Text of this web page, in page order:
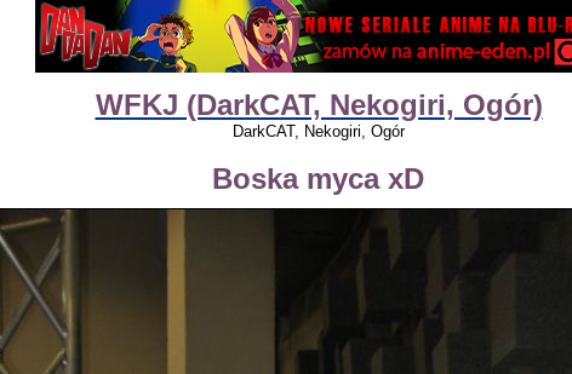
WFKJ (DarkCAT, Nekogiri, Ogór)
DarkCAT, Nekogiri, Ogór
Boska myca xD